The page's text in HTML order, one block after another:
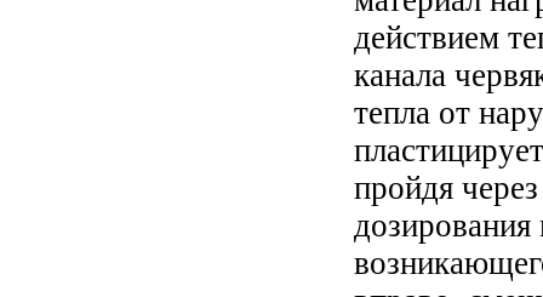
действием
канала
тепла от
пройдя